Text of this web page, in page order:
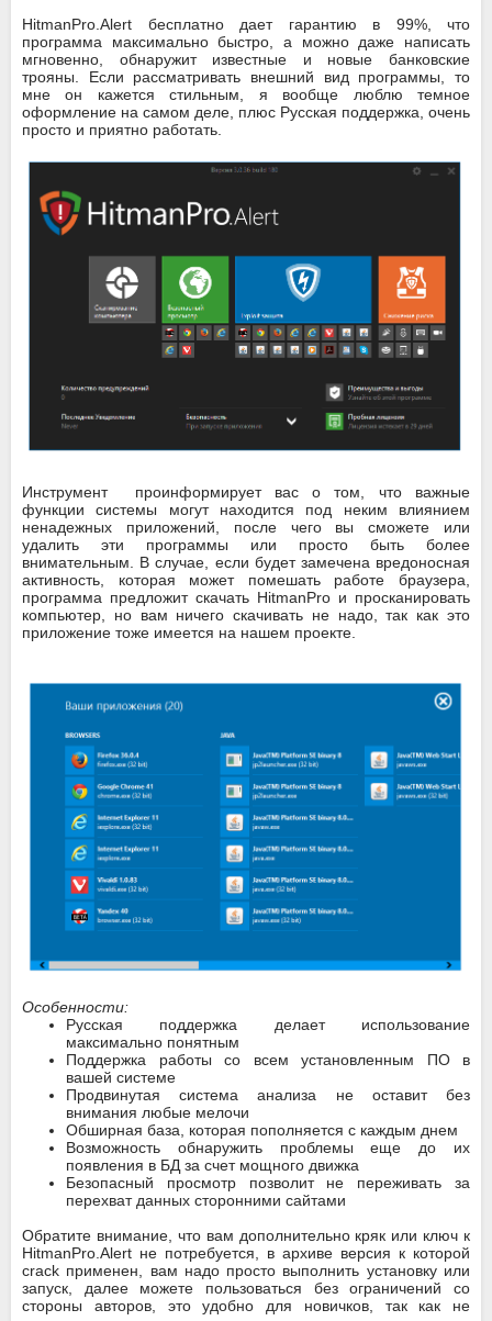
HitmanPro.Alert бесплатно дает гарантию в 99%, что
программа максимально быстро, а можно даже написать
мгновенно, обнаружит известные и новые банковские
трояны. Если рассматривать внешний вид программы, то
мне он кажется стильным, я вообще люблю темное
оформление на самом деле, плюс Русская поддержка, очень
просто и приятно работать.
Инструмент проинформирует вас о том, что важные
функции системы могут находится под неким влиянием
ненадежных приложений, после чего вы сможете или
удалить эти программы или просто быть более
внимательным. В случае, если будет замечена вредоносная
активность, которая может помешать работе браузера,
программа предложит скачать HitmanPro и просканировать
компьютер, но вам ничего скачивать не надо, так как это
приложение тоже имеется на нашем проекте.
Особенности:
Русская поддержка делает использование
максимально понятным
Поддержка работы со всем установленным ПО в
вашей системе
Продвинутая система анализа не оставит без
внимания любые мелочи
Обширная база, которая пополняется с каждым днем
Возможность обнаружить проблемы еще до их
появления в БД за счет мощного движка
Безопасный просмотр позволит не переживать за
перехват данных сторонними сайтами
Обратите внимание, что вам дополнительно кряк или ключ к
HitmanPro.Alert не потребуется, в архиве версия к которой
crack применен, вам надо просто выполнить установку или
запуск, далее можете пользоваться без ограничений со
стороны авторов, это удобно для новичков, так как не